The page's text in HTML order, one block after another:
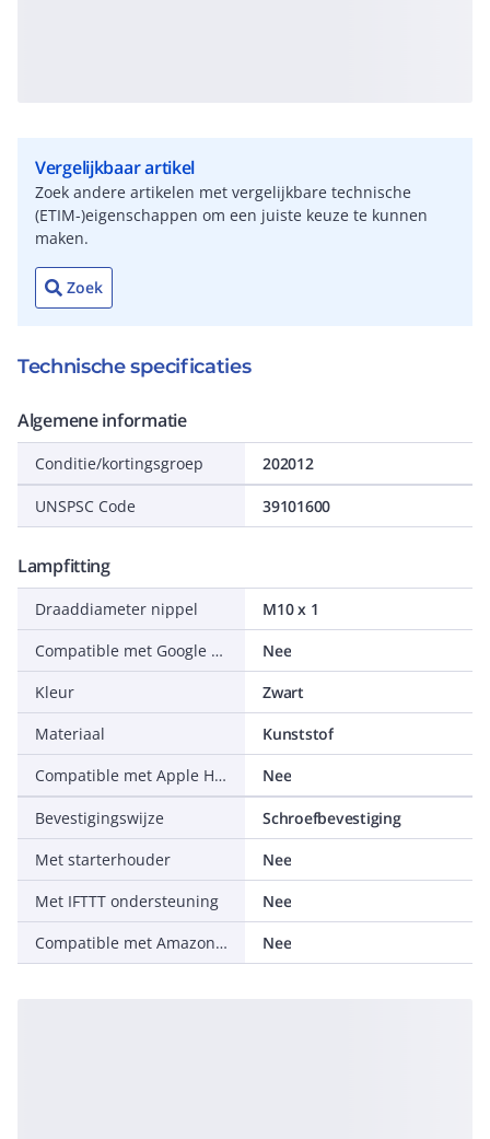
Vergelijkbaar artikel
Zoek andere artikelen met vergelijkbare technische
(ETIM-)eigenschappen om een juiste keuze te kunnen
maken.
Zoek
Technische specificaties
Algemene informatie
Conditie/kortingsgroep 202012
UNSPSC Code 39101600
Lampfitting
Draaddiameter nippel
M10 x 1
Compatible met Google Assistant
Nee
Kleur
Zwart
Materiaal
Kunststof
Compatible met Apple HomeKit
Nee
Bevestigingswijze
Schroefbevestiging
Met starterhouder
Nee
Met IFTTT ondersteuning
Nee
Compatible met Amazon Alexa
Nee